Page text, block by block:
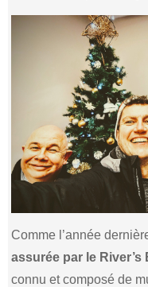
Comme l’année
assurée par le River’s
connu et composé de